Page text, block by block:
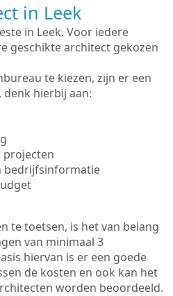
in Leek
in Leek. Voor iedere
geschikte architect gekozen
te kiezen, zijn er een
hierbij aan:
projecten
bedrijfsinformatie
te toetsen, is het van belang
van minimaal 3
hiervan is er een goede
de kosten en ook kan het
worden beoordeeld.